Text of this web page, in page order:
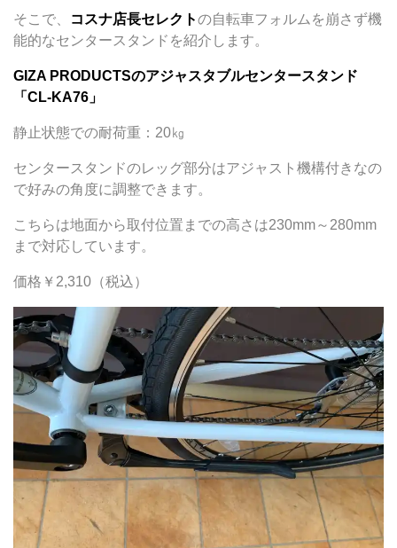
そこで、 コスナ店長セレクトの自転車フォルムを崩さず機
能的なセンタースタンドを紹介します。
GIZA PRODUCTSのアジャスタブルセンタースタンド
「CL-KA76」
静止状態での耐荷重：20㎏
センタースタンドのレッグ部分はアジャスト機構付きなの
で好みの角度に調整できます。
こちらは地面から取付位置までの高さは230mm～280mm
まで対応しています。
価格￥2,310（税込）